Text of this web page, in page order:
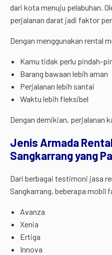
dari kota menuju pelabuhan.
perjalanan darat jadi faktor
Dengan menggunakan rental
Kamu tidak perlu pindah-
Barang bawaan lebih aman
Perjalanan lebih santai
Waktu lebih fleksibel
Dengan demikian, perjalanan
Jenis Armada
Sangkarrang yang
Dari berbagai testimoni jasa
Sangkarrang, beberapa mobil
Avanza
Xenia
Ertiga
Innova